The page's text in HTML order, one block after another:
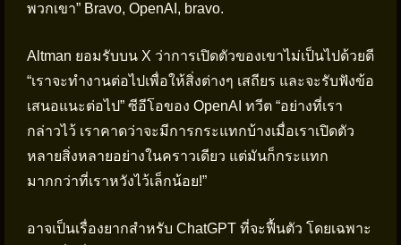
พวกเขา” Bravo, OpenAI, bravo.
Altman ยอมรับบน X ว่าการเปิดตัวของเขาไม่เป็นไปด้วยดี
“เราจะทำงานต่อไปเพื่อให้สิ่งต่างๆ เสถียร และจะรับฟังข้อ
เสนอแนะต่อไป” ซีอีโอของ OpenAI ทวีต “อย่างที่เรา
กล่าวไว้ เราคาดว่าจะมีการกระแทกบ้างเมื่อเราเปิดตัว
หลายสิ่งหลายอย่างในคราวเดียว แต่มันก็กระแทก
มากกว่าที่เราหวังไว้เล็กน้อย!”
อาจเป็นเรื่องยากสำหรับ ChatGPT ที่จะฟื้นตัว โดยเฉพาะ